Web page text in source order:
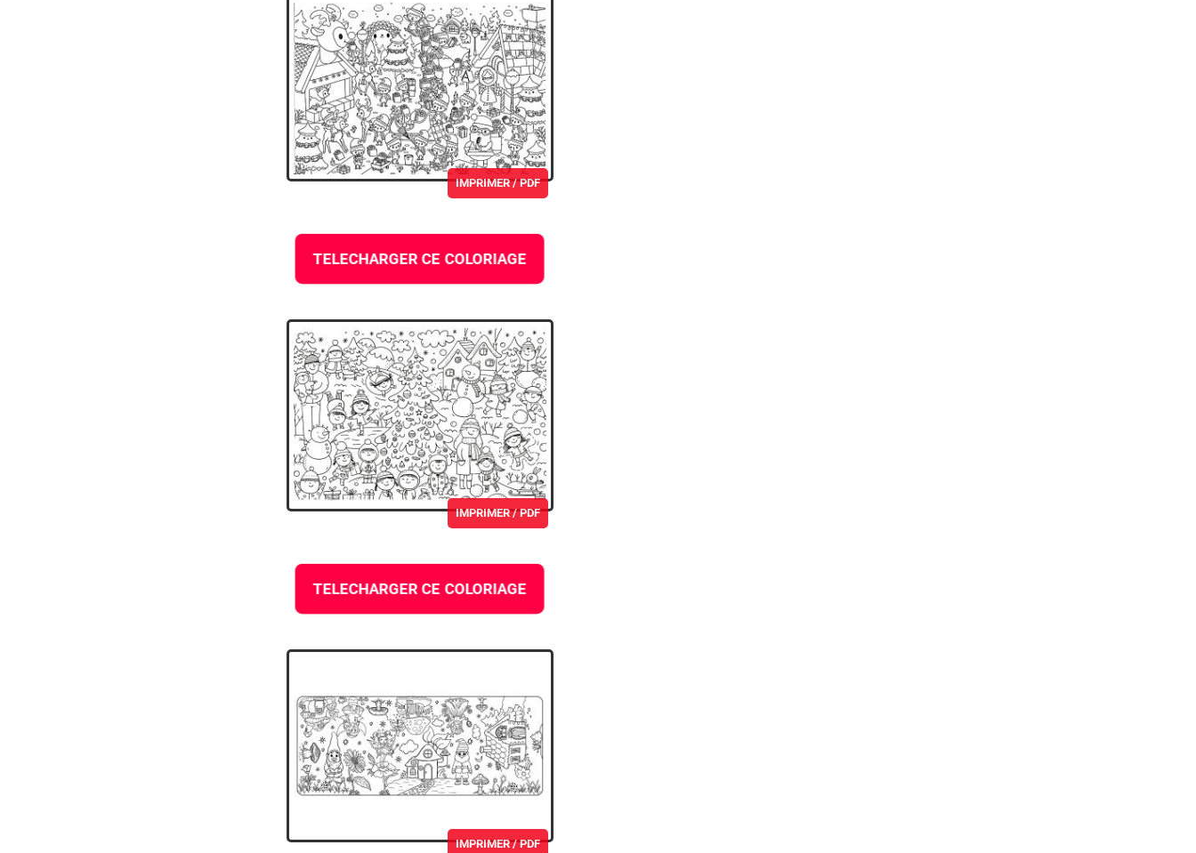
IMPRIMER / PDF
TELECHARGER CE COLORIAGE
IMPRIMER / PDF
TELECHARGER CE COLORIAGE
IMPRIMER / PDF